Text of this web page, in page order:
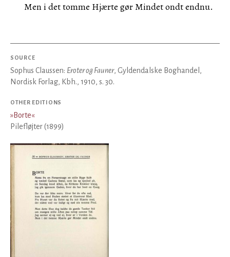
Men i det tomme Hjærte gør Mindet ondt endnu.
SOURCE
Sophus Claussen: Eroter og Fauner, Gyldendalske Boghandel,
Nordisk Forlag, Kbh., 1910, s. 30.
OTHER EDITIONS
»Borte«
Pilefløjter (1899)